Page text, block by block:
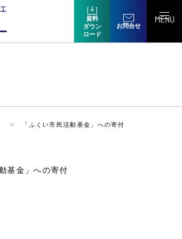
資料
ダウン
ロード
お問合せ
MENU
「ふくい市民活動基金」への寄付